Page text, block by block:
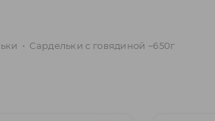
• Сардельки с говядиной ~650г